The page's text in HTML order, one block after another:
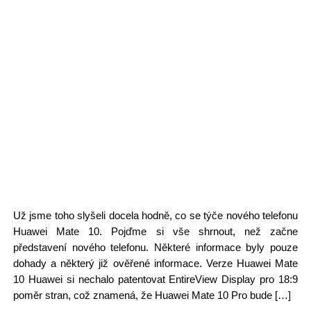
Už jsme toho slyšeli docela hodně, co se týče nového telefonu
Huawei Mate 10. Pojďme si vše shrnout, než začne
představení nového telefonu. Některé informace byly pouze
dohady a některý již ověřené informace. Verze Huawei Mate
10 Huawei si nechalo patentovat EntireView Display pro 18:9
poměr stran, což znamená, že Huawei Mate 10 Pro bude […]